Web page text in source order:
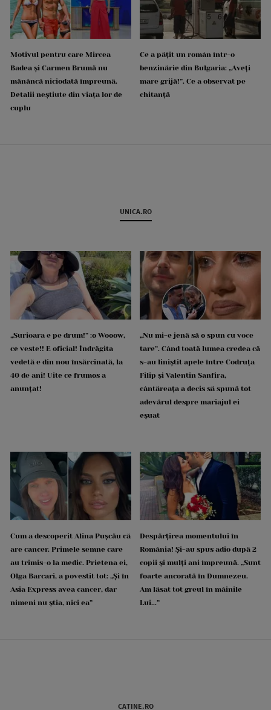
Motivul pentru care Mircea
Badea și Carmen Brumă nu
mănâncă niciodată împreună.
Detalii neștiute din viața lor de
cuplu
Ce a pățit un român într-o
benzinărie din Bulgaria: „Aveți
mare grijă!”. Ce a observat pe
chitanță
UNICA.RO
„Surioara e pe drum!” :o Wooow,
ce veste!! E oficial! Îndrăgita
vedetă e din nou însărcinată, la
40 de ani! Uite ce frumos a
anunțat!
„Nu mi-e jenă să o spun cu voce
tare”. Când toată lumea credea că
s-au liniștit apele între Codruța
Filip și Valentin Sanfira,
cântăreața a decis să spună tot
adevărul despre mariajul ei
eșuat
Cum a descoperit Alina Pușcău că
are cancer. Primele semne care
au trimis-o la medic. Prietena ei,
Olga Barcari, a povestit tot: „Și în
Asia Express avea cancer, dar
nimeni nu știa, nici ea”
Despărțirea momentului în
România! Și-au spus adio după 2
copii și mulți ani împreună. „Sunt
foarte ancorată în Dumnezeu.
Am lăsat tot greul în mâinile
Lui...”
CATINE.RO